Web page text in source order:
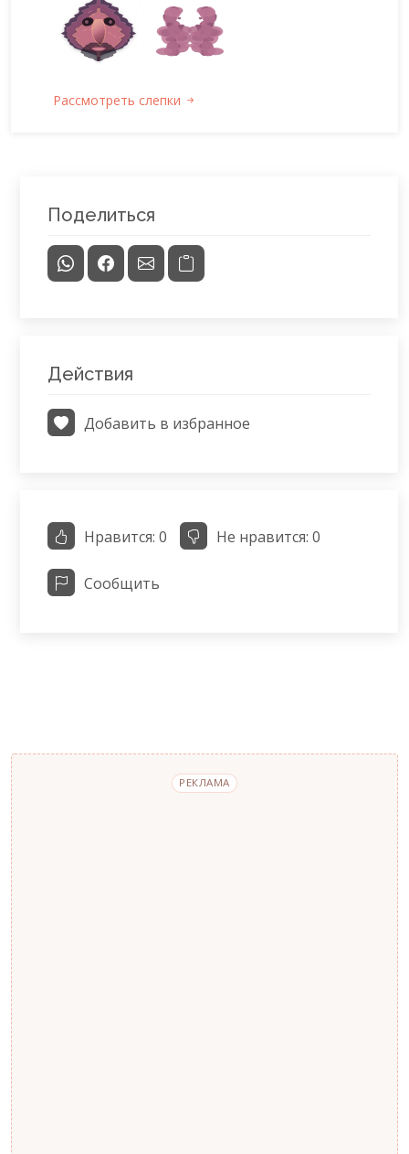
Рассмотреть слепки
Поделиться
Действия
Добавить в избранное
Нравится: 0 Не нравится: 0
Сообщить
РЕКЛАМА